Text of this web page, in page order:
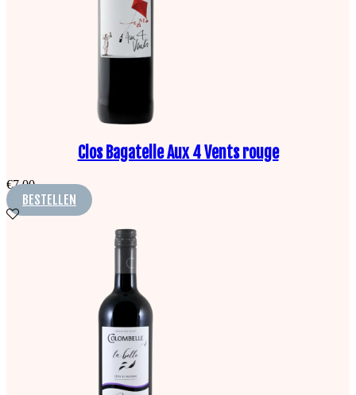
Clos Bagatelle Aux 4 Vents rouge
€7,00
BESTELLEN